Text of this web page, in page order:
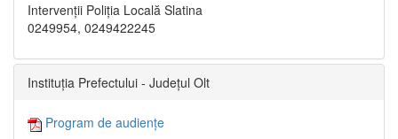
Intervenții Poliția Locală Slatina
0249954, 0249422245
Instituția Prefectului - Județul Olt
Program de audiențe